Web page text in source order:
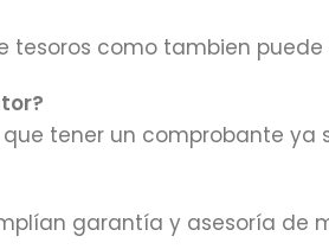
tesoros como tambien
tener un comprobante
garantía y asesoría de